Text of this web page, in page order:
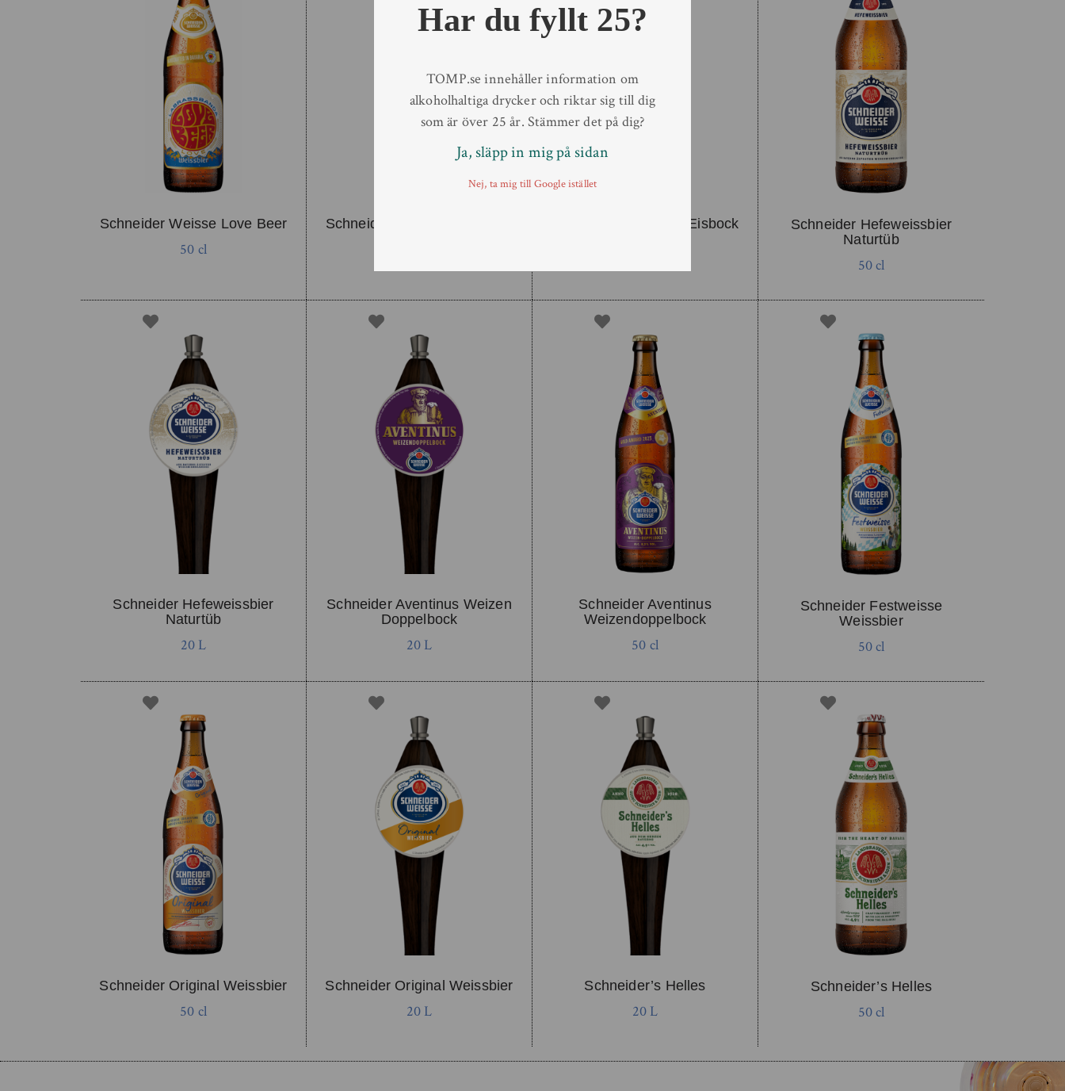
Schneider Weisse Love Beer
50 cl
Schneider Weisse Love Beer Schneider Aventinus Eisbock
Schneider Hefeweissbier
Naturtüb
50 cl
Schneider Hefeweissbier
Naturtüb
20 L
Schneider Aventinus Weizen
Doppelbock
20 L
Schneider Aventinus
Weizendoppelbock
50 cl
Schneider Festweisse
Weissbier
50 cl
Schneider Original Weissbier
50 cl
Schneider Original Weissbier
20 L
Schneider’s Helles
20 L
Schneider’s Helles
50 cl
Har du fyllt 25?
TOMP.se innehåller information om
alkoholhaltiga drycker och riktar sig till dig
som är över 25 år. Stämmer det på dig?
Ja, släpp in mig på sidan
Nej, ta mig till Google istället